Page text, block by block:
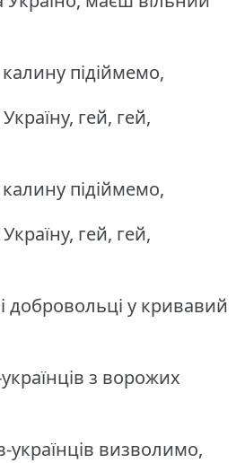
підіймемо,
гей, гей,
підіймемо,
гей, гей,
у кривавий
з ворожих
визволимо,